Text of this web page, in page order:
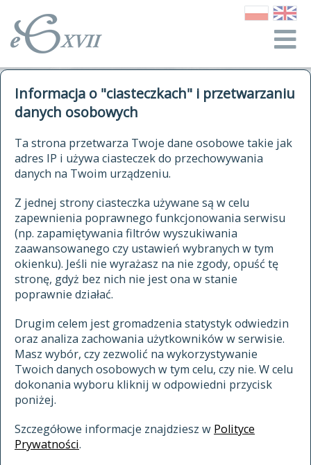
Informacja o "ciasteczkach" i przetwarzaniu
danych osobowych
Ta strona przetwarza Twoje dane osobowe takie jak
adres IP i używa ciasteczek do przechowywania
danych na Twoim urządzeniu.
Z jednej strony ciasteczka używane są w celu
zapewnienia poprawnego funkcjonowania serwisu
(np. zapamiętywania filtrów wyszukiwania
zaawansowanego czy ustawień wybranych w tym
okienku). Jeśli nie wyrażasz na nie zgody, opuść tę
stronę, gdyż bez nich nie jest ona w stanie
poprawnie działać.
Drugim celem jest gromadzenia statystyk odwiedzin
oraz analiza zachowania użytkowników w serwisie.
Masz wybór, czy zezwolić na wykorzystywanie
Twoich danych osobowych w tym celu, czy nie. W celu
dokonania wyboru kliknij w odpowiedni przycisk
poniżej.
Szczegółowe informacje znajdziesz w Polityce
Prywatności.
autorzy Słownika
historia
publikacje
źródła
autorzy tekstów źródłowych
zasady opracowania
statystyki
najnowsze hasła
ostatnio zmodyfikowane hasła
materiały archiwalne
cytowanie
kontakt
kwerendy
jak cytować Słownik
ELEKTRONICZNY SŁOWNIK
JĘZYKA POLSKIEGO
XVII I XVIII WIEKU
znajdź hasła
zaczynające się od